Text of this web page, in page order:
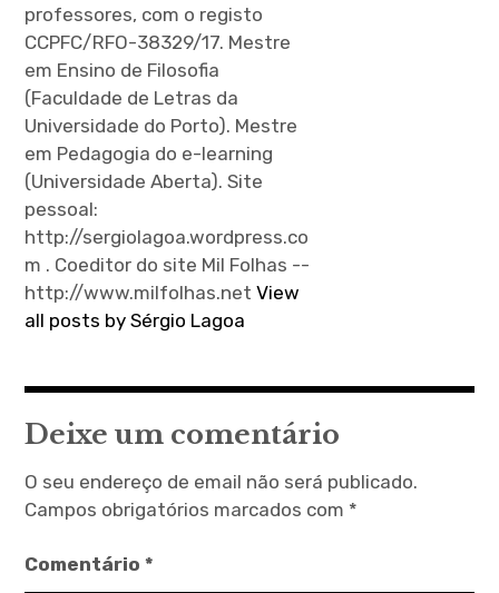
professores, com o registo
CCPFC/RFO-38329/17. Mestre
em Ensino de Filosofia
(Faculdade de Letras da
Universidade do Porto). Mestre
em Pedagogia do e-learning
(Universidade Aberta). Site
pessoal:
http://sergiolagoa.wordpress.co
m . Coeditor do site Mil Folhas --
http://www.milfolhas.netView
all posts by Sérgio Lagoa
Deixe um comentário
O seu endereço de email não será publicado.
Campos obrigatórios marcados com *
Comentário*